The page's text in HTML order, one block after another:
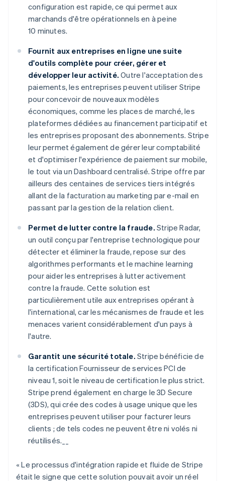
configuration est rapide, ce qui permet aux
marchands d'être opérationnels en à peine
10 minutes.
Fournit aux entreprises en ligne une suite
d'outils complète pour créer, gérer et
développer leur activité. Outre l'acceptation des
paiements, les entreprises peuvent utiliser Stripe
pour concevoir de nouveaux modèles
économiques, comme les places de marché, les
plateformes dédiées au financement participatif et
les entreprises proposant des abonnements. Stripe
leur permet également de gérer leur comptabilité
et d'optimiser l'expérience de paiement sur mobile,
le tout via un Dashboard centralisé. Stripe offre par
ailleurs des centaines de services tiers intégrés
allant de la facturation au marketing par e-mail en
passant par la gestion de la relation client.
Permet de lutter contre la fraude. Stripe Radar,
un outil conçu par l'entreprise technologique pour
détecter et éliminer la fraude, repose sur des
algorithmes performants et le machine learning
pour aider les entreprises à lutter activement
contre la fraude. Cette solution est
particulièrement utile aux entreprises opérant à
l'international, car les mécanismes de fraude et les
menaces varient considérablement d'un pays à
l'autre.
Garantit une sécurité totale. Stripe bénéficie de
la certification Fournisseur de services PCI de
niveau 1, soit le niveau de certification le plus strict.
Stripe prend également en charge le 3D Secure
(3DS), qui crée des codes à usage unique que les
entreprises peuvent utiliser pour facturer leurs
clients ; de tels codes ne peuvent être ni volés ni
réutilisés.__
« Le processus d'intégration rapide et fluide de Stripe
était le signe que cette solution pouvait avoir un réel
Allemagne
DeutschEnglish
Australie
English
Autriche
Belgique
NederlandsFrançaisDeutschEnglish
Brésil
PortuguêsEnglish
Bulgarie
English
Canada
English Français
Chine continentale
简体中文English
English
Croatie